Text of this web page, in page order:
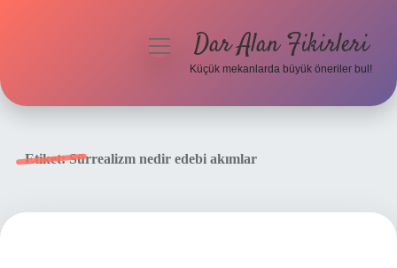
menüyüDar Alan Fikirleri
Küçük mekanlarda büyük öneriler bul!
Etiket:Sürrealizm nedir edebi akımlar